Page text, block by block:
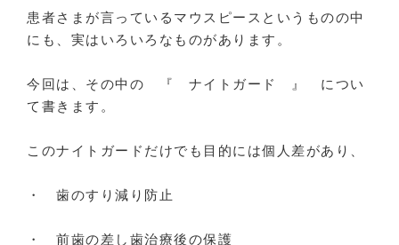
患者さまが言っているマウスピースというものの中
にも、実はいろいろなものがあります。
今回は、その中の 『 ナイトガード 』 につい
て書きます。
このナイトガードだけでも目的には個人差があり、
・ 歯のすり減り防止
・ 前歯の差し歯治療後の保護